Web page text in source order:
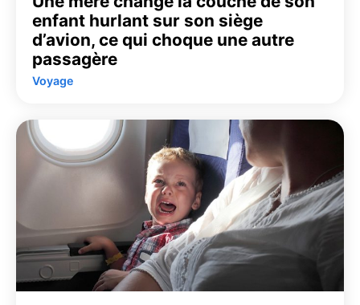
enfant hurlant sur son siège
d’avion, ce qui choque une autre
passagère
Voyage